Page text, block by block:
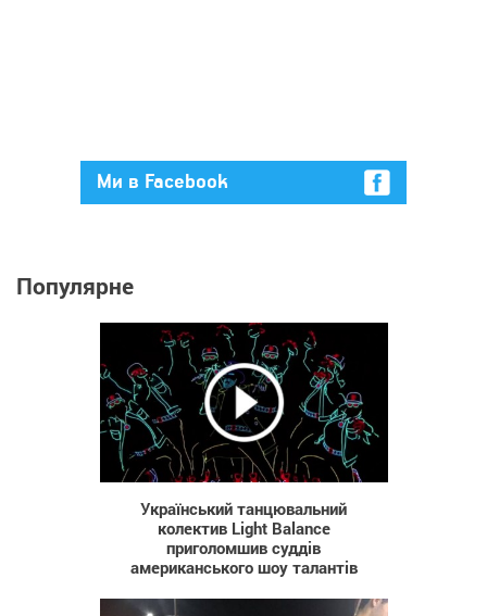
Ми в Facebook
Популярне
4 436
Український танцювальний
колектив Light Balance
приголомшив суддів
американського шоу талантів